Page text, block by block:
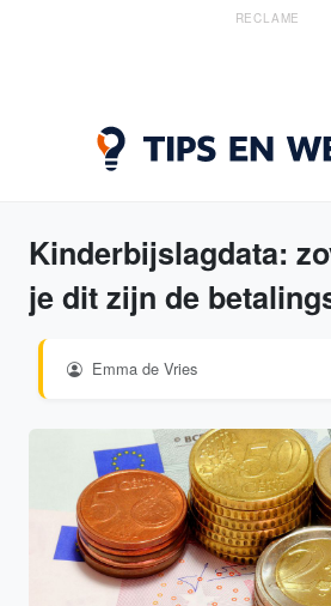
RECLAME
Kinderbijslagdata:
je dit zijn de
Emma de Vries